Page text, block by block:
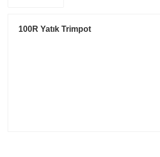
100R Yatık Trimpot